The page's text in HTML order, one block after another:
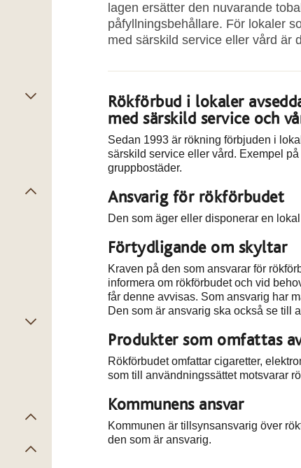
lagen ersätter den nuvarande
påfyllningsbehållare. För lokaler
med särskild service eller vård är
Rökförbud i lokaler
med särskild service och
Sedan 1993 är rökning förbjuden i
särskild service eller vård. Exempel
gruppbostäder.
Ansvarig för rökförbudet
Den som äger eller disponerar en
Förtydligande om skyltar
Kraven på den som ansvarar för
informera om rökförbudet och vid
får denne avvisas. Som ansvarig har
Den som är ansvarig ska också se till
Produkter som omfattas
Rökförbudet omfattar cigaretter,
som till användningssättet motsvarar
Kommunens ansvar
Kommunen är tillsynsansvarig över
den som är ansvarig.